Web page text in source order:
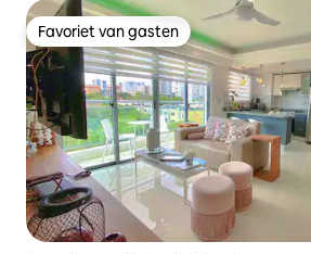
Favoriet van gasten
Favoriet van gasten